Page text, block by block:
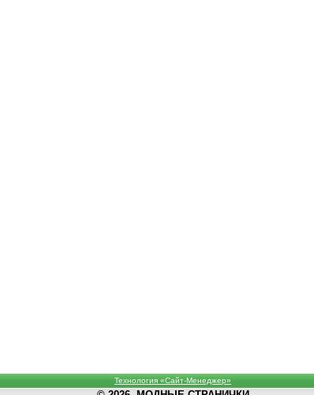
Технология «Сайт-Менеджер»